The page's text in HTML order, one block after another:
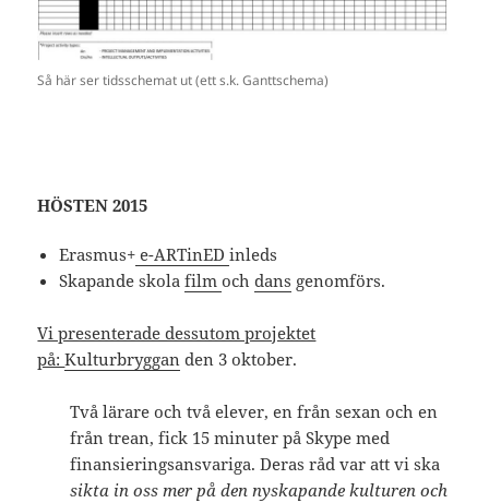
Så här ser tidsschemat ut (ett s.k. Ganttschema)
HÖSTEN 2015
Erasmus+ e-ARTinEDinleds
Skapande skolafilmochdans genomförs.
Vi presenterade dessutom projektet
på:Kulturbryggan den 3 oktober.
Två lärare och två elever, en från sexan och en
från trean, fick 15 minuter på Skype med
finansieringsansvariga. Deras råd var att vi ska
sikta in oss mer på den nyskapande kulturen och